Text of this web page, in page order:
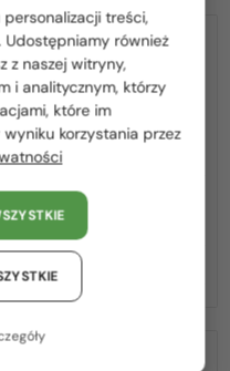
-22%
Sončna očala
CL40246U-Y - 30H - 61
2-4 DNI
dla Ciebie kraj:
/ EN
treści,
Udostępniamy również
z naszej witryny,
i analitycznym, którzy
które im
korzystania przez